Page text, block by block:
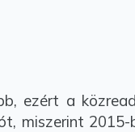
ezért a
miszerint